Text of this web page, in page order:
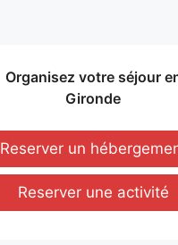
Organisez votre séjour
Gironde
Reserver un
Reserver une activité